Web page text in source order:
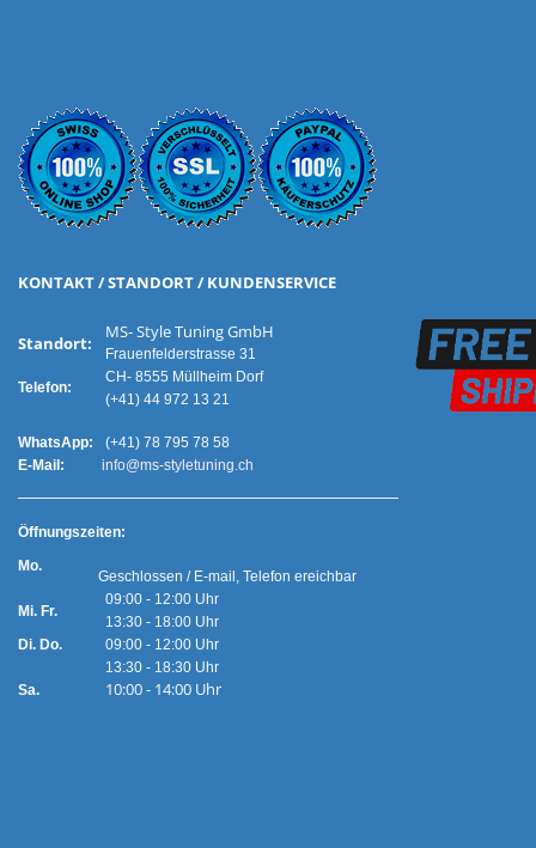
KONTAKT / STANDORT / KUNDENSERVICE
Standort:
Telefon:
MS- Style Tuning GmbH
Frauenfelderstrasse 31
CH- 8555 Müllheim Dorf
(+41) 44 972 13 21
WhatsApp:
(+41) 78 795 78 58
E-Mail:
info@ms-styletuning.ch
Öffnungszeiten:
Mo.
Mi. Fr.
Geschlossen / E-mail, Telefon ereichbar
09:00 - 12:00 Uhr
13:30 - 18:00 Uhr
Di. Do.
Sa.
09:00 - 12:00 Uhr
13:30 - 18:30 Uhr
10:00 - 14:00 Uhr